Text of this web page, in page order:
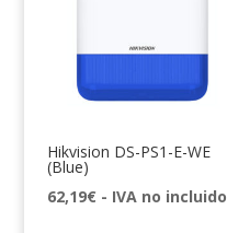
Hikvision DS-PS1-E-WE
(Blue)
62,19€ - IVA no incluido